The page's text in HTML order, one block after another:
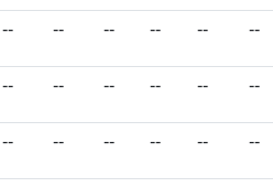
-- -- -- -- -- --
-- -- -- -- -- --
-- -- -- -- -- --